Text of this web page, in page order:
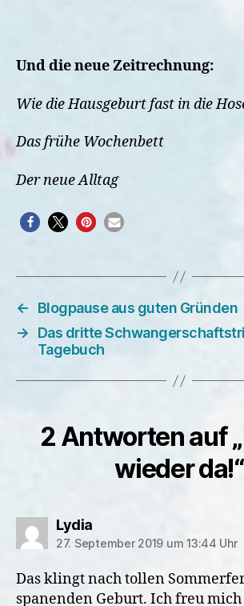
Und die neue Zeitrechnung:
Wie die Hausgeburt fast in die
Das frühe Wochenbett
Der neue Alltag
←
Blogpause aus guten Gründen
→
Das dritte
Tagebuch
2 Antworten auf
wieder da!“
Lydiasagt:
27. September 2019 um 13:44 Uhr
Das klingt nach tollen
spanenden Geburt. Ich freu